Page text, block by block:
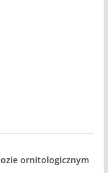
ornitologicznym